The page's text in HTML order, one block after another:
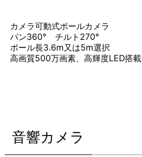
カメラ可動式ポールカメラ
パン360° チルト270°
ポール長3.6m又は5m選択
高画質500万画素、高輝度LED搭載
音響カメラ